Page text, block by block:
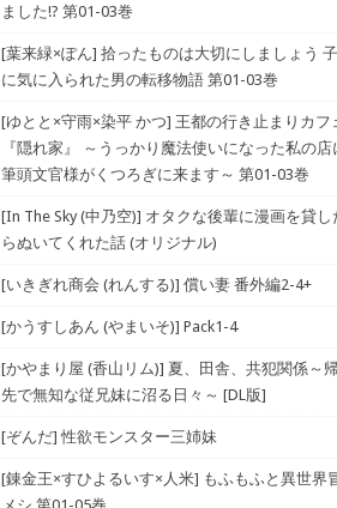
ました!? 第01-03巻
[葉来緑×ぽん] 拾ったものは大切にしましょう
に気に入られた男の転移物語 第01-03巻
[ゆとと×守雨×染平 かつ] 王都の行き止まりカフ
『隠れ家』 ～うっかり魔法使いになった私の店
筆頭文官様がくつろぎに来ます～ 第01-03巻
[In The Sky (中乃空)] オタクな後輩に漫画を貸し
らぬいてくれた話 (オリジナル)
[いきぎれ商会 (れんする)] 償い妻 番外編2-4+
[かうすしあん (やまいそ)] Pack1-4
[かやまり屋 (香山リム)] 夏、田舎、共犯関係～
先で無知な従兄妹に沼る日々～ [DL版]
[ぞんだ] 性欲モンスター三姉妹
[錬金王×すひよるいす×人米] もふもふと異世界